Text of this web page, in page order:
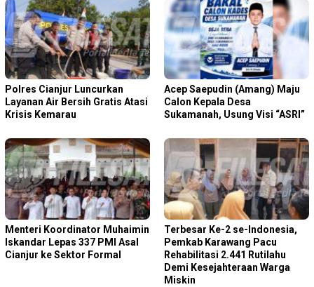
Polres Cianjur Luncurkan
Layanan Air Bersih Gratis Atasi
Krisis Kemarau
Acep Saepudin (Amang) Maju
Calon Kepala Desa
Sukamanah, Usung Visi “ASRI”
Menteri Koordinator Muhaimin
Iskandar Lepas 337 PMI Asal
Cianjur ke Sektor Formal
Terbesar Ke-2 se-Indonesia,
Pemkab Karawang Pacu
Rehabilitasi 2.441 Rutilahu
Demi Kesejahteraan Warga
Miskin